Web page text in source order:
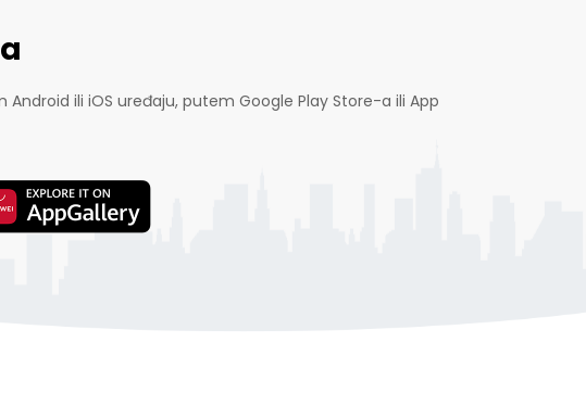
ili iOS uređaju, putem Google Play Store-a ili App